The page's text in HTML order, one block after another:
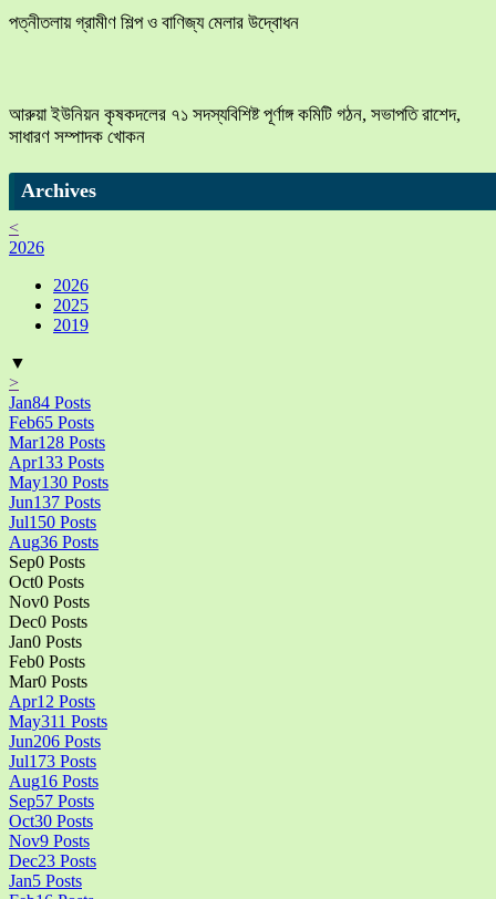
পত্নীতলায় গ্রামীণ শিল্প ও বাণিজ্য মেলার উদ্বোধন
আরুয়া ইউনিয়ন কৃষকদলের ৭১ সদস্যবিশিষ্ট পূর্ণাঙ্গ কমিটি গঠন, সভাপতি রাশেদ,
সাধারণ সম্পাদক খোকন
Archives
<
2026
2026
2025
2019
▼
>
Jan84 Posts
Feb65 Posts
Mar128 Posts
Apr133 Posts
May130 Posts
Jun137 Posts
Jul150 Posts
Aug36 Posts
Sep0 Posts
Oct0 Posts
Nov0 Posts
Dec0 Posts
Jan0 Posts
Feb0 Posts
Mar0 Posts
Apr12 Posts
May311 Posts
Jun206 Posts
Jul173 Posts
Aug16 Posts
Sep57 Posts
Oct30 Posts
Nov9 Posts
Dec23 Posts
Jan5 Posts